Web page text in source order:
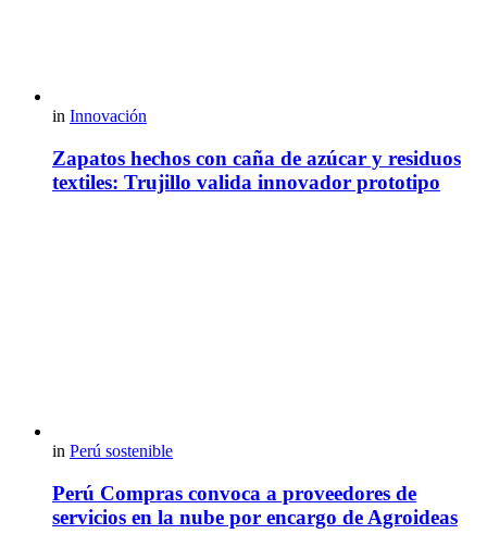
in Innovación
Zapatos hechos con caña de azúcar y residuos
textiles: Trujillo valida innovador prototipo
in Perú sostenible
Perú Compras convoca a proveedores de
servicios en la nube por encargo de Agroideas